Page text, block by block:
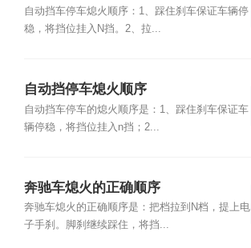
自动挡车停车熄火顺序：1、踩住刹车保证车辆停
稳，将挡位挂入N挡。2、拉...
自动挡停车熄火顺序
自动挡车停车的熄火顺序是：1、踩住刹车保证车
辆停稳，将挡位挂入n挡；2...
奔驰车熄火的正确顺序
奔驰车熄火的正确顺序是：把档拉到N档，提上电
子手刹。脚刹继续踩住，将挡...